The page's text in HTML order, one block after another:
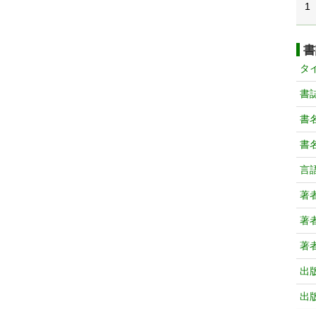
1
タ
書
書
書
言
著
著
著
出
出